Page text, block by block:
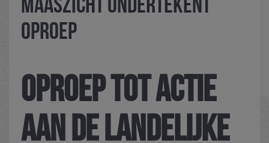
Oproep
Oproep tot actie
aan de landelijke